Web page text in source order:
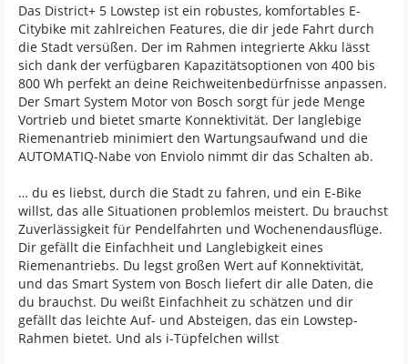
Das District+ 5 Lowstep ist ein robustes, komfortables E-
Citybike mit zahlreichen Features, die dir jede Fahrt durch
die Stadt versüßen. Der im Rahmen integrierte Akku lässt
sich dank der verfügbaren Kapazitätsoptionen von 400 bis
800 Wh perfekt an deine Reichweitenbedürfnisse anpassen.
Der Smart System Motor von Bosch sorgt für jede Menge
Vortrieb und bietet smarte Konnektivität. Der langlebige
Riemenantrieb minimiert den Wartungsaufwand und die
AUTOMATIQ-Nabe von Enviolo nimmt dir das Schalten ab.
… du es liebst, durch die Stadt zu fahren, und ein E-Bike
willst, das alle Situationen problemlos meistert. Du brauchst
Zuverlässigkeit für Pendelfahrten und Wochenendausflüge.
Dir gefällt die Einfachheit und Langlebigkeit eines
Riemenantriebs. Du legst großen Wert auf Konnektivität,
und das Smart System von Bosch liefert dir alle Daten, die
du brauchst. Du weißt Einfachheit zu schätzen und dir
gefällt das leichte Auf- und Absteigen, das ein Lowstep-
Rahmen bietet. Und als i-Tüpfelchen willst